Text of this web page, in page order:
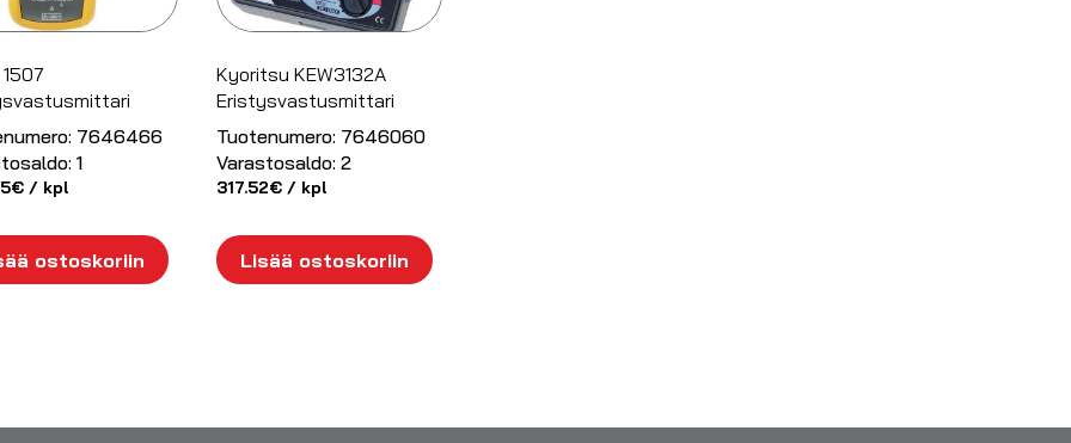
7646466
1
€ / kpl
ostoskoriin
Kyoritsu KEW3132A
Eristysvastusmittari
Tuotenumero: 7646060
Varastosaldo: 2
317.52€ / kpl
Lisää ostoskoriin